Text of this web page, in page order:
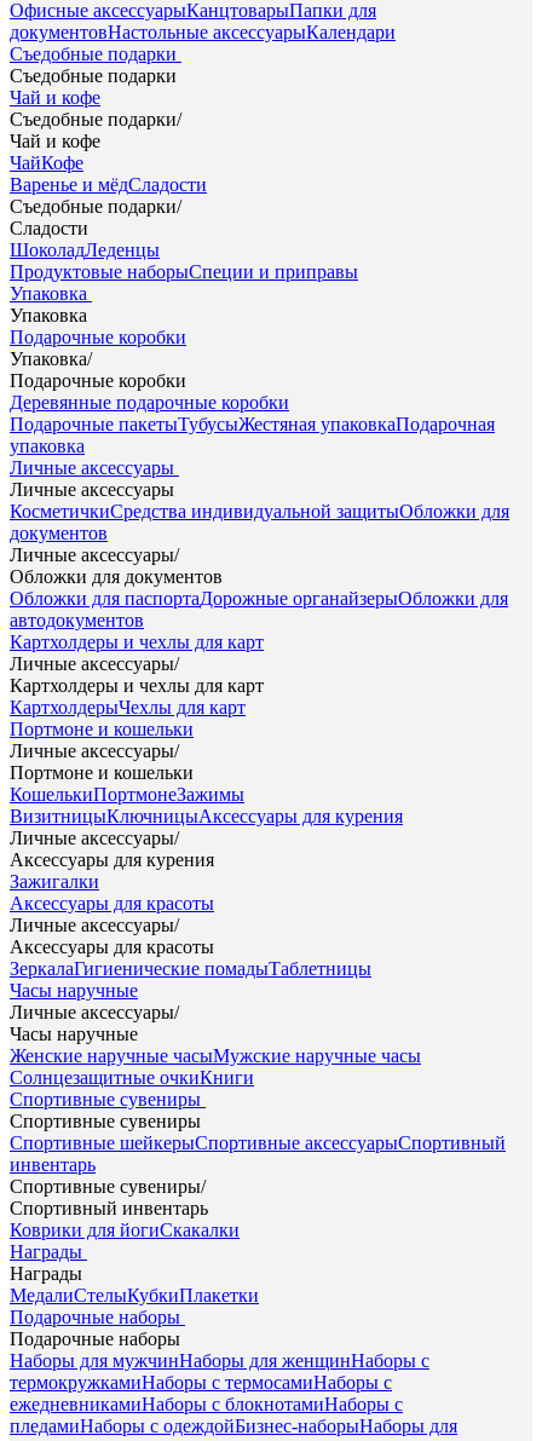
Офисные аксессуарыКанцтоварыПапки для
документовНастольные аксессуарыКалендари
Съедобные подарки
Съедобные подарки
Чай и кофе
Съедобные подарки/
Чай и кофе
ЧайКофе
Варенье и мёдСладости
Съедобные подарки/
Сладости
ШоколадЛеденцы
Продуктовые наборыСпеции и приправы
Упаковка
Упаковка
Подарочные коробки
Упаковка/
Подарочные коробки
Деревянные подарочные коробки
Подарочные пакетыТубусыЖестяная упаковкаПодарочная
упаковка
Личные аксессуары
Личные аксессуары
КосметичкиСредства индивидуальной защитыОбложки для
документов
Личные аксессуары/
Обложки для документов
Обложки для паспортаДорожные органайзерыОбложки для
автодокументов
Картхолдеры и чехлы для карт
Личные аксессуары/
Картхолдеры и чехлы для карт
КартхолдерыЧехлы для карт
Портмоне и кошельки
Личные аксессуары/
Портмоне и кошельки
КошелькиПортмонеЗажимы
ВизитницыКлючницыАксессуары для курения
Личные аксессуары/
Аксессуары для курения
Зажигалки
Аксессуары для красоты
Личные аксессуары/
Аксессуары для красоты
ЗеркалаГигиенические помадыТаблетницы
Часы наручные
Личные аксессуары/
Часы наручные
Женские наручные часыМужские наручные часы
Солнцезащитные очкиКниги
Спортивные сувениры
Спортивные сувениры
Спортивные шейкерыСпортивные аксессуарыСпортивный
инвентарь
Спортивные сувениры/
Спортивный инвентарь
Коврики для йогиСкакалки
Награды
Награды
МедалиСтелыКубкиПлакетки
Подарочные наборы
Подарочные наборы
Наборы для мужчинНаборы для женщинНаборы с
термокружкамиНаборы с термосамиНаборы с
ежедневникамиНаборы с блокнотамиНаборы с
пледамиНаборы с одеждойБизнес-наборыНаборы для